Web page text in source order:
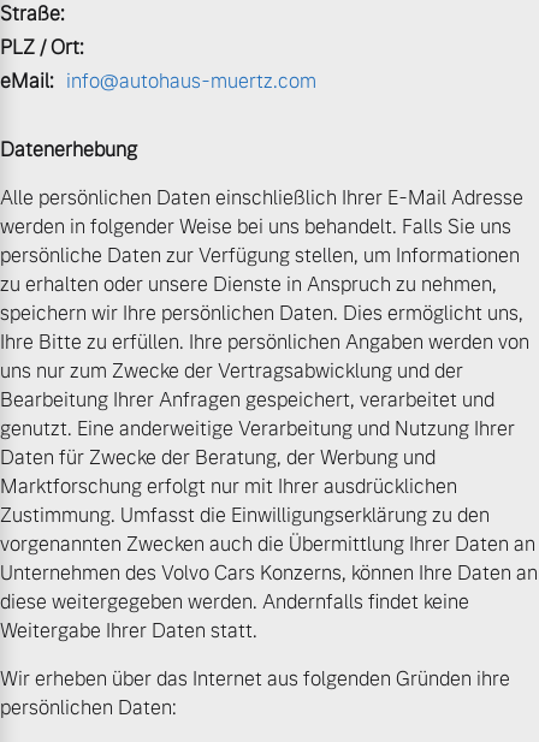
Straße:
PLZ / Ort:
eMail: info@autohaus-muertz.com
Datenerhebung
Alle persönlichen Daten einschließlich Ihrer E-Mail Adresse
werden in folgender Weise bei uns behandelt. Falls Sie uns
persönliche Daten zur Verfügung stellen, um Informationen
zu erhalten oder unsere Dienste in Anspruch zu nehmen,
speichern wir Ihre persönlichen Daten. Dies ermöglicht uns,
Ihre Bitte zu erfüllen. Ihre persönlichen Angaben werden von
uns nur zum Zwecke der Vertragsabwicklung und der
Bearbeitung Ihrer Anfragen gespeichert, verarbeitet und
genutzt. Eine anderweitige Verarbeitung und Nutzung Ihrer
Daten für Zwecke der Beratung, der Werbung und
Marktforschung erfolgt nur mit Ihrer ausdrücklichen
Zustimmung. Umfasst die Einwilligungserklärung zu den
vorgenannten Zwecken auch die Übermittlung Ihrer Daten an
Unternehmen des Volvo Cars Konzerns, können Ihre Daten an
diese weitergegeben werden. Andernfalls findet keine
Weitergabe Ihrer Daten statt.
Wir erheben über das Internet aus folgenden Gründen ihre
persönlichen Daten: